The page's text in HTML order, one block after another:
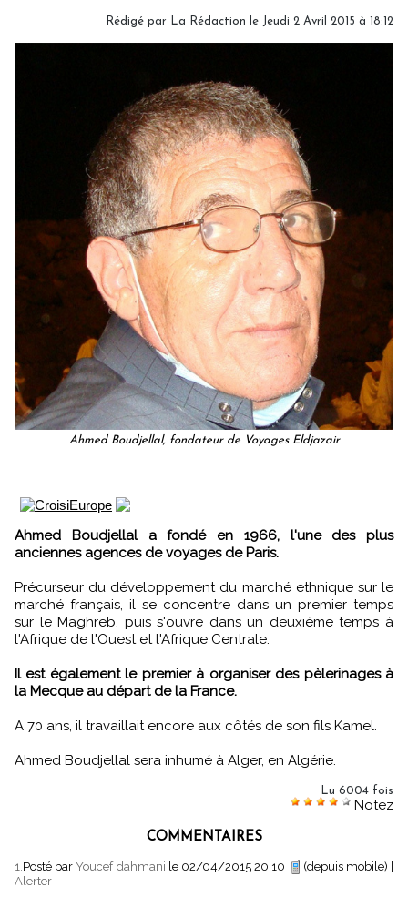
Rédigé par La Rédaction le Jeudi 2 Avril 2015 à 18:12
Ahmed Boudjellal, fondateur de Voyages Eldjazair
Ahmed Boudjellal a fondé en 1966, l'une des plus
anciennes agences de voyages de Paris.
Précurseur du développement du marché ethnique sur le
marché français, il se concentre dans un premier temps
sur le Maghreb, puis s'ouvre dans un deuxième temps à
l'Afrique de l'Ouest et l'Afrique Centrale.
Il est également le premier à organiser des pèlerinages à
la Mecque au départ de la France.
A 70 ans, il travaillait encore aux côtés de son fils Kamel.
Ahmed Boudjellal sera inhumé à Alger, en Algérie.
Lu 6004 fois
Notez
COMMENTAIRES
1. Posté parYoucef dahmani le 02/04/2015 20:10 (depuis mobile) |
Alerter